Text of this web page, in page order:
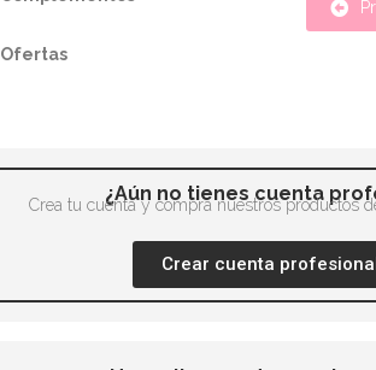
Ofertas
¿Aún no tienes cuenta
Crea tu cuenta y compra nuestros productos
Crear cuenta